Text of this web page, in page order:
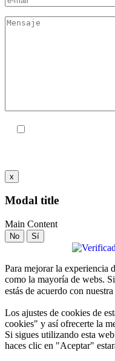
x
Modal title
Main Content
No Sí
Para mejorar la experiencia
como la mayoría de webs.
estás de acuerdo con
Los ajustes de cookies de
cookies" y así ofrecerte la
Si sigues utilizando esta
haces clic en "Aceptar"